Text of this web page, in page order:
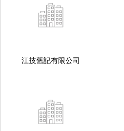
江技舊記有限公司